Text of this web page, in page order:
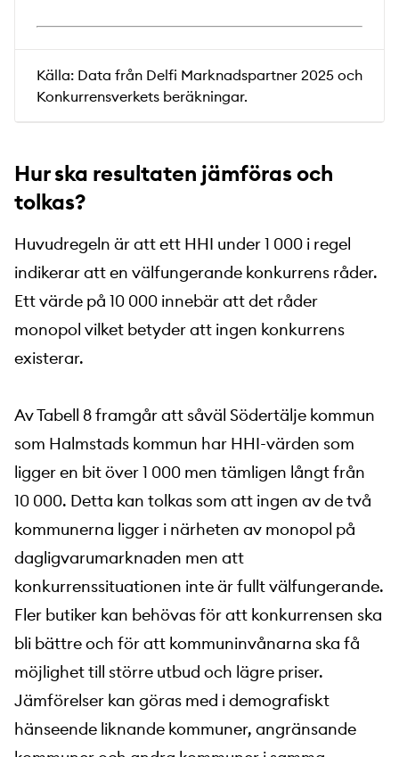
Källa: Data från Delfi Marknadspartner 2025 och
Konkurrensverkets beräkningar.
Hur ska resultaten jämföras och
tolkas?
Huvudregeln är att ett HHI under 1 000 i regel
indikerar att en välfungerande konkurrens råder.
Ett värde på 10 000 innebär att det råder
monopol vilket betyder att ingen konkurrens
existerar.
Av Tabell 8 framgår att såväl Södertälje kommun
som Halmstads kommun har HHI-värden som
ligger en bit över 1 000 men tämligen långt från
10 000. Detta kan tolkas som att ingen av de två
kommunerna ligger i närheten av monopol på
dagligvarumarknaden men att
konkurrenssituationen inte är fullt välfungerande.
Fler butiker kan behövas för att konkurrensen ska
bli bättre och för att kommuninvånarna ska få
möjlighet till större utbud och lägre priser.
Jämförelser kan göras med i demografiskt
hänseende liknande kommuner, angränsande